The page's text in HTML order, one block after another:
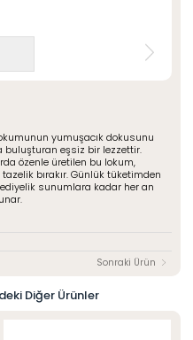
yumuşacık dokusunu
buluşturan eşsiz bir lezzettir.
özenle üretilen bu lokum,
bırakır. Günlük tüketimden
sunumlara kadar her an
Sonraki Ürün
Diğer Ürünler